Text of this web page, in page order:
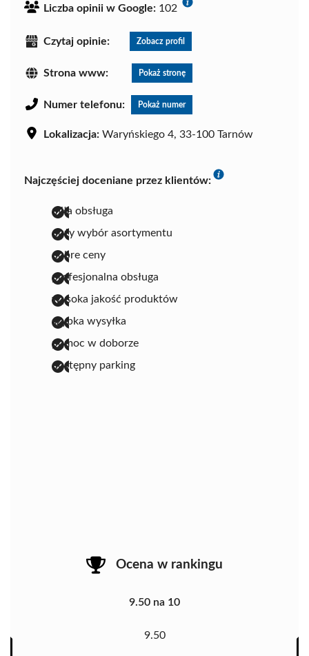
Liczba opinii w Google: 102
Czytaj opinie: Zobacz profil
Strona www: Pokaż stronę
Numer telefonu: Pokaż numer
Lokalizacja: Waryńskiego 4, 33-100 Tarnów
Najczęściej doceniane przez klientów:
miła obsługa
duży wybór asortymentu
dobre ceny
profesjonalna obsługa
wysoka jakość produktów
szybka wysyłka
pomoc w doborze
dostępny parking
Ocena w rankingu
9.50 na 10
9.50